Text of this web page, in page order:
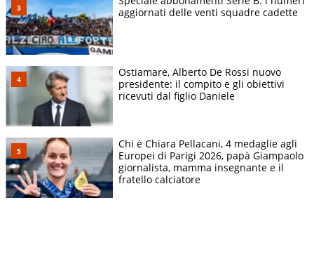
aggiornati delle venti squadre cadette
Ostiamare, Alberto De Rossi nuovo
presidente: il compito e gli obiettivi
ricevuti dal figlio Daniele
Chi è Chiara Pellacani, 4 medaglie agli
Europei di Parigi 2026, papà Giampaolo
giornalista, mamma insegnante e il
fratello calciatore